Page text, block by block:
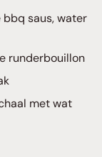
saus, water
runderbouillon
met wat